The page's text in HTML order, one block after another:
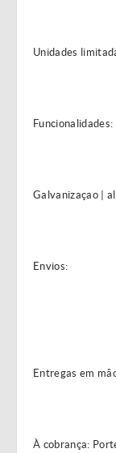
Unidades
Funcionalidades:
Galvanizaçao |
Envios:
Entregas em
À cobrança: